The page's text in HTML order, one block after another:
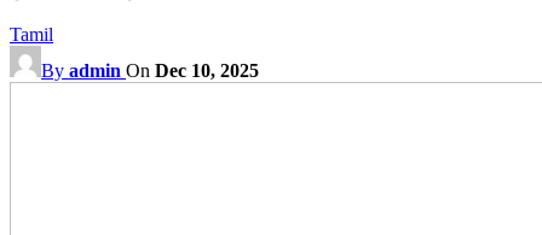
Tamil
By admin On Dec 10, 2025